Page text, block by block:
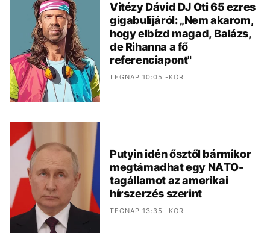
Vitézy Dávid DJ Oti 65 ezres
gigabulijáról: „Nem akarom,
hogy elbízd magad, Balázs,
de Rihanna a fő
referenciapont"
TEGNAP 10:05 -KOR
Putyin idén ősztől bármikor
megtámadhat egy NATO-
tagállamot az amerikai
hírszerzés szerint
TEGNAP 13:35 -KOR